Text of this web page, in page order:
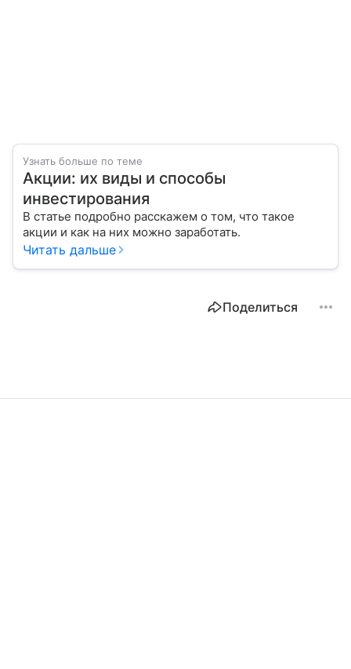
Узнать больше по теме
Акции: их виды и способы
инвестирования
В статье подробно расскажем о том, что такое
акции и как на них можно заработать.
Читать дальше
Поделиться